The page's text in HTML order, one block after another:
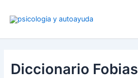
Diccionario